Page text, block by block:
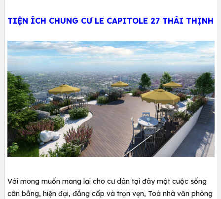
TIỆN ÍCH CHUNG CƯ LE CAPITOLE 27 THÁI THỊNH
Với mong muốn mang lại cho cư dân tại đây một cuộc sống
cân bằng, hiện đại, đẳng cấp và trọn vẹn, Toà nhà văn phòng